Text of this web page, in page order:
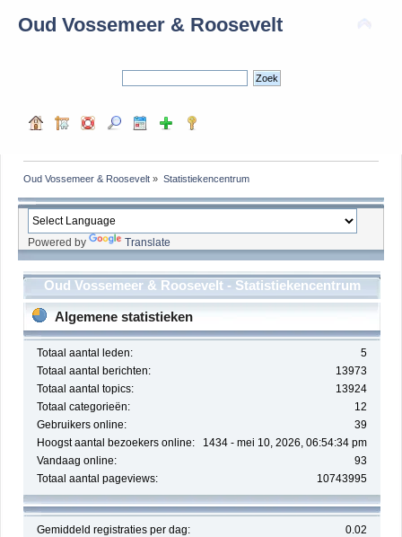
Oud Vossemeer & Roosevelt
Oud Vossemeer & Roosevelt » Statistiekencentrum
Powered by Translate
Oud Vossemeer & Roosevelt - Statistiekencentrum
Algemene statistieken
Totaal aantal leden:
5
Totaal aantal berichten:
13973
Totaal aantal topics:
13924
Totaal categorieën:
12
Gebruikers online:
39
Hoogst aantal bezoekers online:
1434 - mei 10, 2026, 06:54:34 pm
Vandaag online:
93
Totaal aantal pageviews:
10743995
Gemiddeld registraties per dag:
0.02